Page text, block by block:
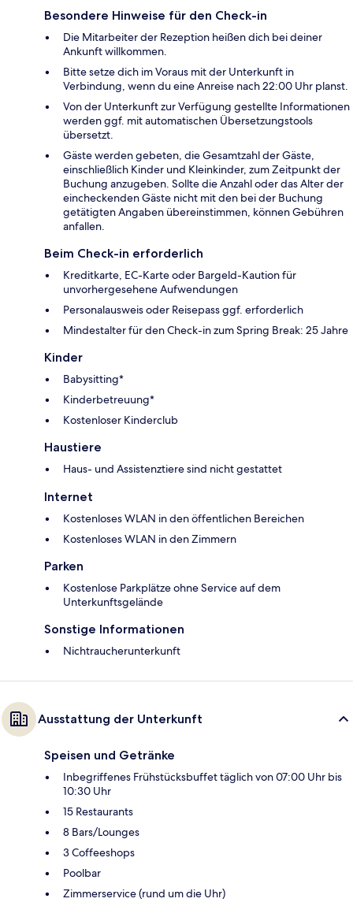
Besondere Hinweise für den Check-in
Die Mitarbeiter der Rezeption heißen dich bei deiner
Ankunft willkommen.
Bitte setze dich im Voraus mit der Unterkunft in
Verbindung, wenn du eine Anreise nach 22:00 Uhr planst.
Von der Unterkunft zur Verfügung gestellte Informationen
werden ggf. mit automatischen Übersetzungstools
übersetzt.
Gäste werden gebeten, die Gesamtzahl der Gäste,
einschließlich Kinder und Kleinkinder, zum Zeitpunkt der
Buchung anzugeben. Sollte die Anzahl oder das Alter der
eincheckenden Gäste nicht mit den bei der Buchung
getätigten Angaben übereinstimmen, können Gebühren
anfallen.
Beim Check-in erforderlich
Kreditkarte, EC-Karte oder Bargeld-Kaution für
unvorhergesehene Aufwendungen
Personalausweis oder Reisepass ggf. erforderlich
Mindestalter für den Check-in zum Spring Break: 25 Jahre
Kinder
Babysitting*
Kinderbetreuung*
Kostenloser Kinderclub
Haustiere
Haus- und Assistenztiere sind nicht gestattet
Internet
Kostenloses WLAN in den öffentlichen Bereichen
Kostenloses WLAN in den Zimmern
Parken
Kostenlose Parkplätze ohne Service auf dem
Unterkunftsgelände
Sonstige Informationen
Nichtraucherunterkunft
Ausstattung der Unterkunft
Speisen und Getränke
Inbegriffenes Frühstücksbuffet täglich von 07:00 Uhr bis
10:30 Uhr
15 Restaurants
8 Bars/Lounges
3 Coffeeshops
Poolbar
Zimmerservice (rund um die Uhr)